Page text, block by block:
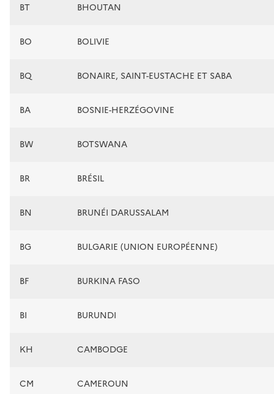
BT BHOUTAN
BO BOLIVIE
BQ BONAIRE, SAINT-EUSTACHE ET SABA
BA BOSNIE-HERZÉGOVINE
BW BOTSWANA
BR BRÉSIL
BN BRUNÉI DARUSSALAM
BG BULGARIE (UNION EUROPÉENNE)
BF BURKINA FASO
BI BURUNDI
KH CAMBODGE
CM CAMEROUN